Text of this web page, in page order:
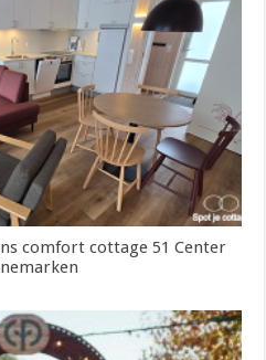
comfort cottage 51 Center